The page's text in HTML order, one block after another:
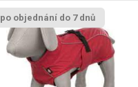
po objednání do 7 dnů